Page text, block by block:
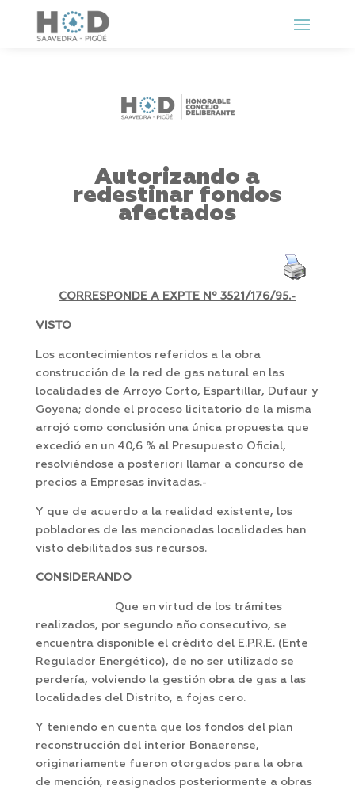
Autorizando a
redestinar fondos
afectados
CORRESPONDE A EXPTE Nº 3521/176/95.-
VISTO
Los acontecimientos referidos a la obra
construcción de la red de gas natural en las
localidades de Arroyo Corto, Espartillar, Dufaur y
Goyena; donde el proceso licitatorio de la misma
arrojó como conclusión una única propuesta que
excedió en un 40,6 % al Presupuesto Oficial,
resolviéndose a posteriori llamar a concurso de
precios a Empresas invitadas.-
Y que de acuerdo a la realidad existente, los
pobladores de las mencionadas localidades han
visto debilitados sus recursos.
CONSIDERANDO
Que en virtud de los trámites
realizados, por segundo año consecutivo, se
encuentra disponible el crédito del E.P.R.E. (Ente
Regulador Energético), de no ser utilizado se
perdería, volviendo la gestión obra de gas a las
localidades del Distrito, a fojas cero.
Y teniendo en cuenta que los fondos del plan
reconstrucción del interior Bonaerense,
originariamente fueron otorgados para la obra
de mención, reasignados posteriormente a obras